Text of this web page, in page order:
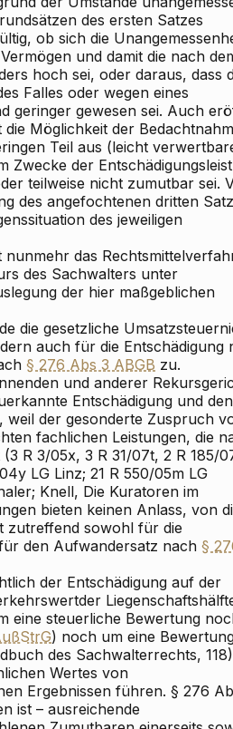
des ersten Satzes
ob sich die
und damit die nach
hoch sei, oder daraus, dass
Falles oder wegen eines
geringer gewesen sei. Auch
Möglichkeit der
Teil aus (leicht
Zwecke der
teilweise nicht zumutbar sei.
des angefochtenen dritten
des jeweiligen
nunmehr das
des Sachwalters unter
der hier maßgeblichen
die gesetzliche Umsatzsteuer
auch für die Entschädigung
§ 276 Abs 3 ABGB zu.
und anderer
Entschädigung und den
der gesonderte Zuspruch
fachlichen Leistungen, die
R 3/05x, 3 R 31/07t, 2 R 185/
LG Linz; 21 R 550/05m LG
Knell, Die Kuratoren im
bieten keinen Anlass, von
zutreffend sowohl für die
den Aufwandersatz nach §
der Entschädigung auf der
der
eine steuerliche Bewertung
) noch um eine
des Sachwalterrechts,
Wertes von
Ergebnissen führen. § 276
ist – ausreichende